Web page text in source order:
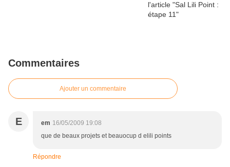
Commentaires
Ajouter un commentaire
E em 16/05/2009 19:08
que de beaux projets et beauocup d elili points
Répondre